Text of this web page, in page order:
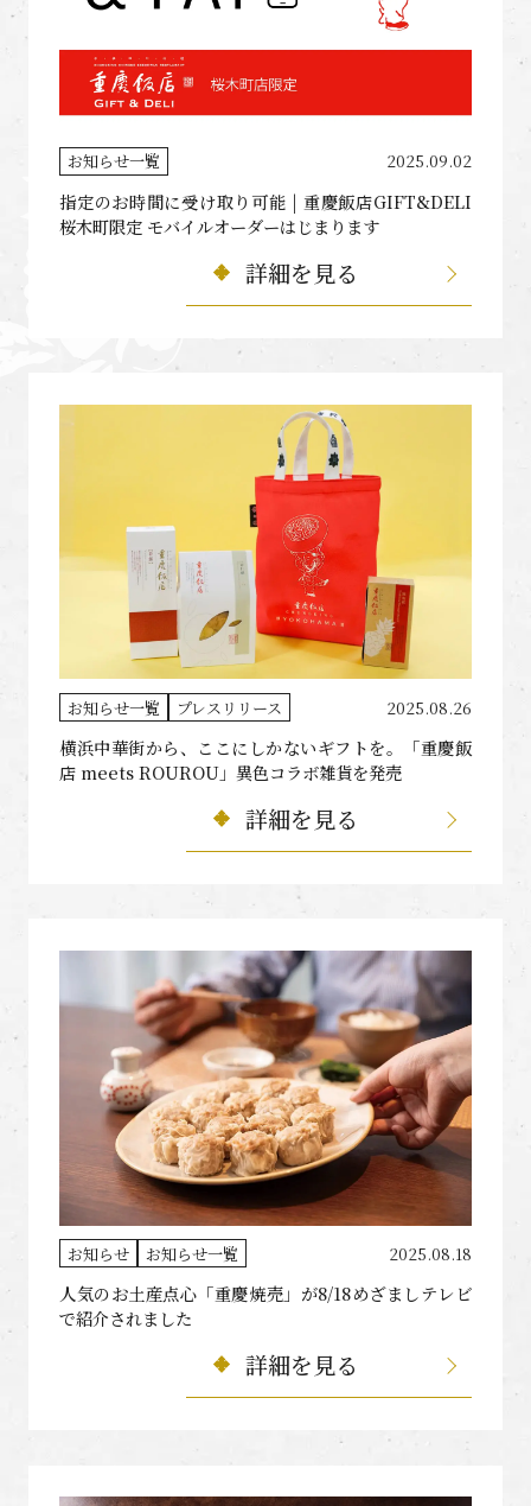
お知らせ一覧 2025.09.02
指定のお時間に受け取り可能 | 重慶飯店GIFT&DELI
桜木町限定 モバイルオーダーはじまります
詳細を見る
お知らせ一覧 プレスリリース 2025.08.26
横浜中華街から、ここにしかないギフトを。「重慶飯
店 meets ROUROU」異色コラボ雑貨を発売
詳細を見る
お知らせ お知らせ一覧 2025.08.18
人気のお土産点心「重慶焼売」が8/18めざましテレビ
で紹介されました
詳細を見る